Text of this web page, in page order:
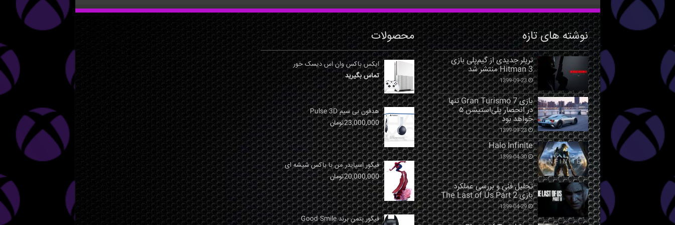
نوشته های تازه
تریلر جدیدی از گیم‌پلی بازی
Hitman 3 منتشر شد
1399-09-23
بازی Gran Turismo 7 تنها
در انحصار پلی‌استیشن ۵
خواهد بود
1399-09-23
Halo Infinite
1399-04-30
تحلیل فنی و بررسی عملکرد
بازی The Last of Us Part 2
1399-04-29
محصولات
ایکس باکس وان اس دیسک خور
تماس بگیرید
هدفون بی سیم Pulse 3D
23,000,000تومان
فیگور اسپایدر من با باکس شیشه ای
20,000,000تومان
فیگور بتمن برند Good Smile